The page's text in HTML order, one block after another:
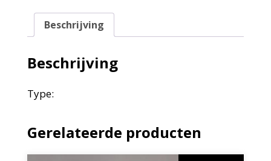
Beschrijving
Beschrijving
Type:
Gerelateerde producten